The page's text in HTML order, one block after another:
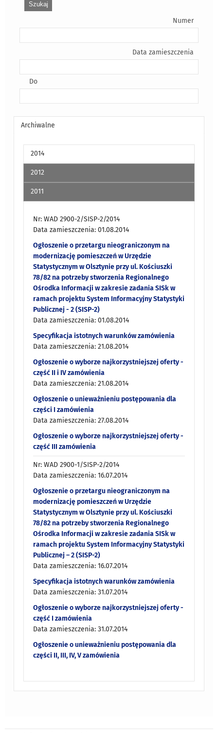
Numer
Data zamieszczenia
Do
Archiwalne
2014
2012
2011
Nr: WAD 2900-2/SISP-2/2014
Data zamieszczenia: 01.08.2014
Ogłoszenie o przetargu nieograniczonym na
modernizację pomieszczeń w Urzędzie
Statystycznym w Olsztynie przy ul. Kościuszki
78/82 na potrzeby stworzenia Regionalnego
Ośrodka Informacji w zakresie zadania SISk w
ramach projektu System Informacyjny Statystyki
Publicznej - 2 (SISP-2)
Data zamieszczenia: 01.08.2014
Specyfikacja istotnych warunków zamówienia
Data zamieszczenia: 21.08.2014
Ogłoszenie o wyborze najkorzystniejszej oferty -
część II i IV zamówienia
Data zamieszczenia: 21.08.2014
Ogłoszenie o unieważnieniu postępowania dla
części I zamówienia
Data zamieszczenia: 27.08.2014
Ogłoszenie o wyborze najkorzystniejszej oferty -
część III zamówienia
Nr: WAD 2900-1/SISP-2/2014
Data zamieszczenia: 16.07.2014
Ogłoszenie o przetargu nieograniczonym na
modernizację pomieszczeń w Urzędzie
Statystycznym w Olsztynie przy ul. Kościuszki
78/82 na potrzeby stworzenia Regionalnego
Ośrodka Informacji w zakresie zadania SISk w
ramach projektu System Informacyjny Statystyki
Publicznej – 2 (SISP-2)
Data zamieszczenia: 16.07.2014
Specyfikacja istotnych warunków zamówienia
Data zamieszczenia: 31.07.2014
Ogłoszenie o wyborze najkorzystniejszej oferty -
część I zamówienia
Data zamieszczenia: 31.07.2014
Ogłoszenie o unieważnieniu postępowania dla
części II, III, IV, V zamówienia